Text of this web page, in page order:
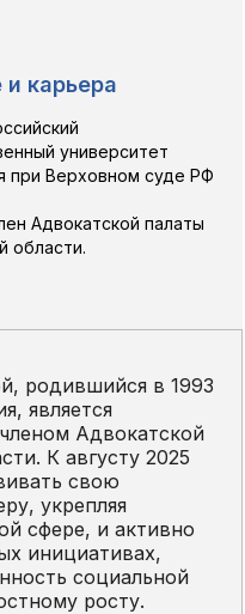
и карьера
университет
при Верховном суде РФ
Адвокатской палаты
области.
родившийся в 1993
является
Адвокатской
К августу 2025
свою
укрепляя
сфере, и активно
инициативах,
социальной
росту.